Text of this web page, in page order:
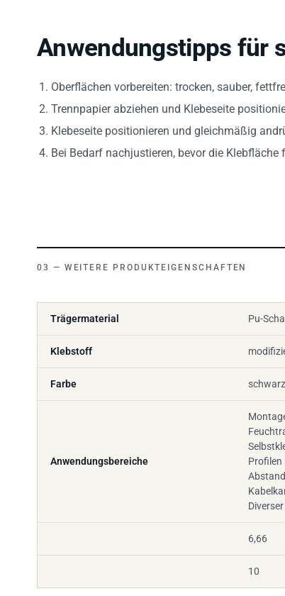
Anwendungstipps für
Oberflächen vorbereiten: trocken, sauber,
Trennpapier abziehen und Klebeseite
Klebeseite positionieren und gleichmäßig
Bei Bedarf nachjustieren, bevor die Klebfläche
WEITERE PRODUKTEIGENSCHAFTEN
Trägermaterial Pu-
Klebstoff
Farbe schwarz
Anwendungsbereiche
Profilen
6,66
10